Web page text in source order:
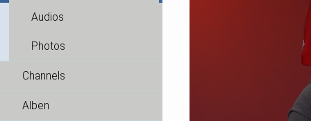
Audios
Photos
Channels
Alben